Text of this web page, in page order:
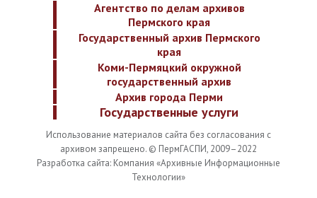
Агентство по делам архивов
Пермского края
Государственный архив Пермского
края
Коми-Пермяцкий окружной
государственный архив
Архив города Перми
Государственные услуги
Использование материалов сайта без согласования с
архивом запрещено. © ПермГАСПИ, 2009–2022
Разработка сайта: Компания «Архивные Информационные
Технологии»